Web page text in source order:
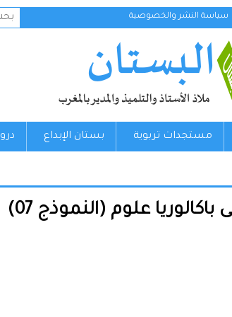
سياسة النشر والخصوصية
عن:
مستجدات تربوية بستان الإبداع
علوم (النموذج 07)